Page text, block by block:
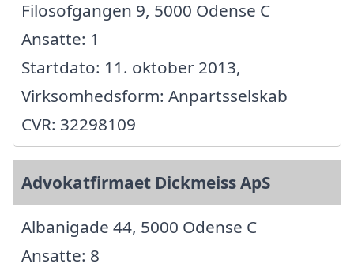
Filosofgangen 9, 5000 Odense C
Ansatte: 1
Startdato: 11. oktober 2013,
Virksomhedsform: Anpartsselskab
CVR: 32298109
Advokatfirmaet Dickmeiss ApS
Albanigade 44, 5000 Odense C
Ansatte: 8